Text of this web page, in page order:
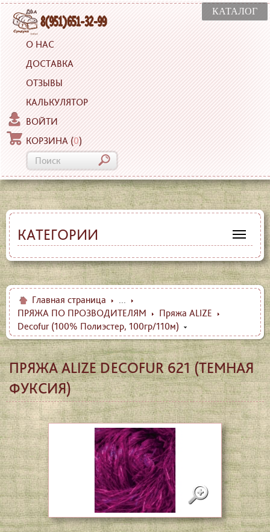
КАТАЛОГ
О НАС
ДОСТАВКА
ОТЗЫВЫ
КАЛЬКУЛЯТОР
ВОЙТИ
КОРЗИНА (0)
КАТЕГОРИИ
Главная страница
...
ПРЯЖА ПО ПРОЗВОДИТЕЛЯМ
Пряжа ALIZE
Decofur (100% Полиэстер, 100гр/110м)
ПРЯЖА ALIZE DECOFUR 621 (ТЕМНАЯ
ФУКСИЯ)